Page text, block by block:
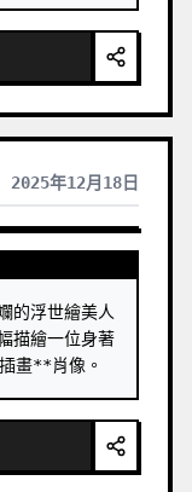
2025年12月18日
的浮世繪美人
描繪一位身著
畫**肖像。